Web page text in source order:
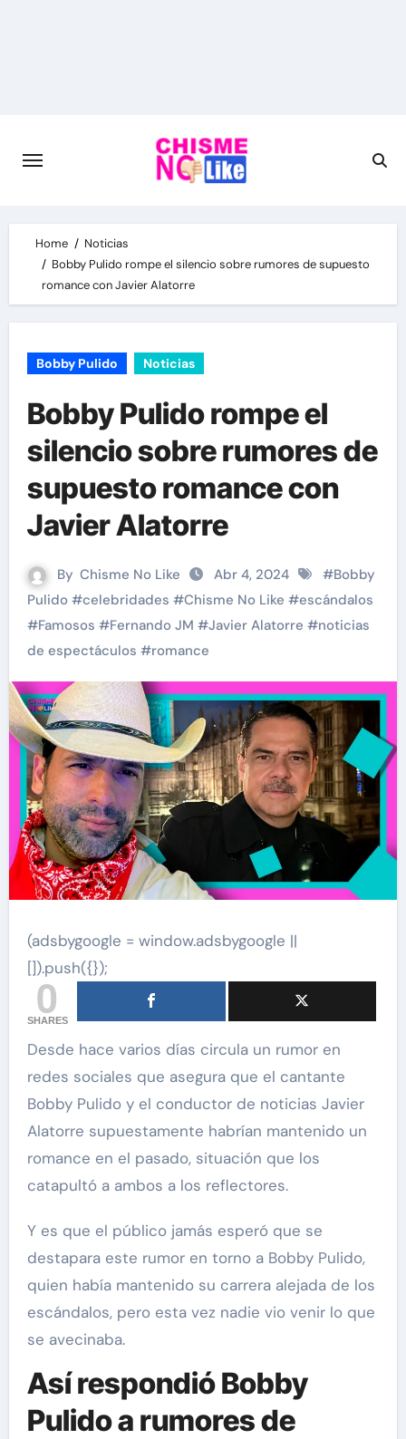
Home
Noticias
Bobby Pulido rompe el silencio sobre rumores de supuesto
romance con Javier Alatorre
Bobby Pulido Noticias
Bobby Pulido rompe el
silencio sobre rumores de
supuesto romance con
Javier Alatorre
By Chisme No Like Abr 4, 2024 #Bobby
Pulido#celebridades #Chisme No Like #escándalos
#Famosos #Fernando JM #Javier Alatorre #noticias
de espectáculos #romance
(adsbygoogle = window.adsbygoogle ||
[]).push({});
0
SHARES
Desde hace varios días circula un rumor en
redes sociales que asegura que el cantante
Bobby Pulido y el conductor de noticias Javier
Alatorre supuestamente habrían mantenido un
romance en el pasado, situación que los
catapultó a ambos a los reflectores.
Y es que el público jamás esperó que se
destapara este rumor en torno a Bobby Pulido,
quien había mantenido su carrera alejada de los
escándalos, pero esta vez nadie vio venir lo que
se avecinaba.
Así respondió Bobby
Pulido a rumores de